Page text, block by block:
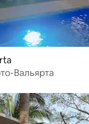
Вальярта